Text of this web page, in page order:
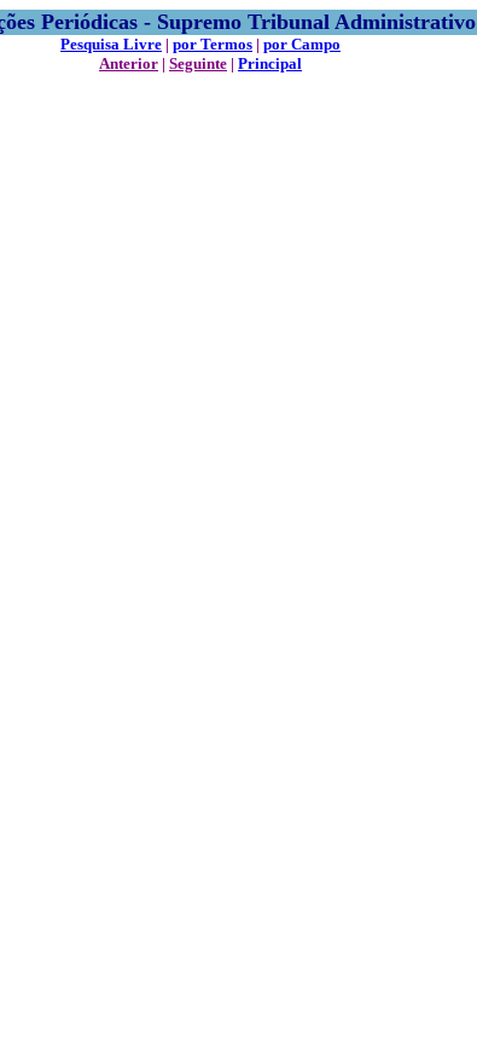
Periódicas - Supremo Tribunal Administrativo
Pesquisa Livre | por Termos | por Campo
Anterior | Seguinte | Principal